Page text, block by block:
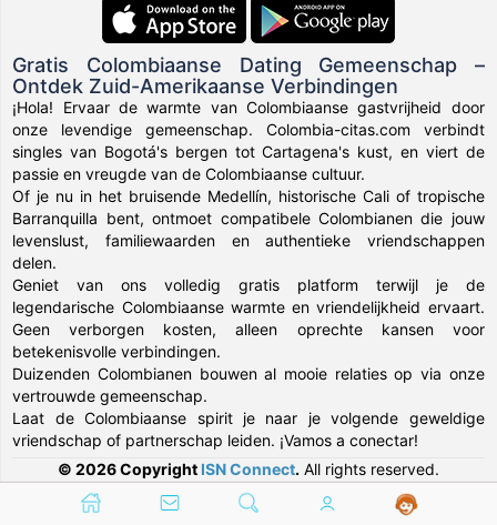
Gratis Colombiaanse Dating Gemeenschap –
Ontdek Zuid-Amerikaanse Verbindingen
¡Hola! Ervaar de warmte van Colombiaanse gastvrijheid door
onze levendige gemeenschap. Colombia-citas.com verbindt
singles van Bogotá's bergen tot Cartagena's kust, en viert de
passie en vreugde van de Colombiaanse cultuur.
Of je nu in het bruisende Medellín, historische Cali of tropische
Barranquilla bent, ontmoet compatibele Colombianen die jouw
levenslust, familiewaarden en authentieke vriendschappen
delen.
Geniet van ons volledig gratis platform terwijl je de
legendarische Colombiaanse warmte en vriendelijkheid ervaart.
Geen verborgen kosten, alleen oprechte kansen voor
betekenisvolle verbindingen.
Duizenden Colombianen bouwen al mooie relaties op via onze
vertrouwde gemeenschap.
Laat de Colombiaanse spirit je naar je volgende geweldige
vriendschap of partnerschap leiden. ¡Vamos a conectar!
© 2026 Copyright ISN Connect. All rights reserved.